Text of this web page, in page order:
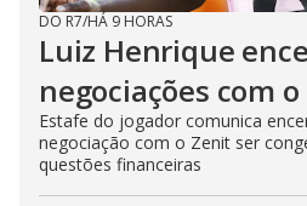
DO R7/HÁ 9 HORAS
Luiz Henrique
negociações com
Estafe do jogador comunica
negociação com o Zenit ser
questões financeiras